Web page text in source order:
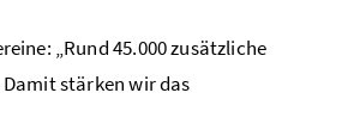
„Rund 45.000 zusätzliche
stärken wir das